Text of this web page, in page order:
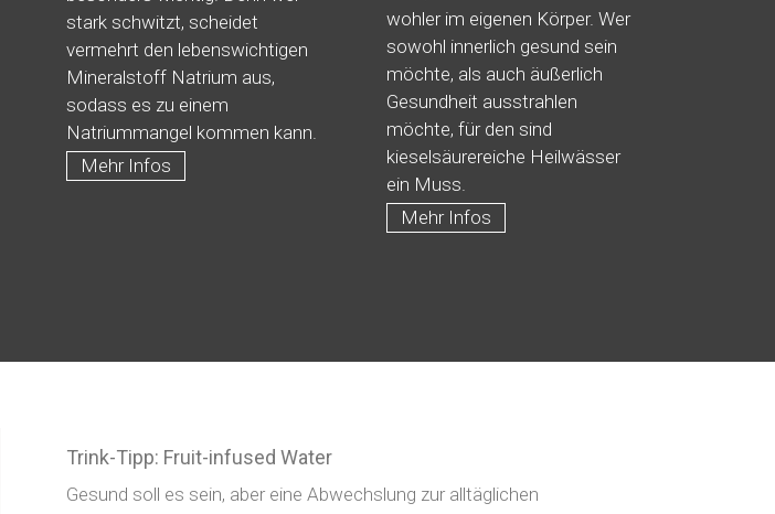
stark schwitzt, scheidet
vermehrt den lebenswichtigen
Mineralstoff Natrium aus,
sodass es zu einem
Natriummangel kommen kann.
Mehr Infos
wohler im eigenen Körper. Wer
sowohl innerlich gesund sein
möchte, als auch äußerlich
Gesundheit ausstrahlen
möchte, für den sind
kieselsäurereiche Heilwässer
ein Muss.
Mehr Infos
Trink-Tipp: Fruit-infused Water
Gesund soll es sein, aber eine Abwechslung zur alltäglichen